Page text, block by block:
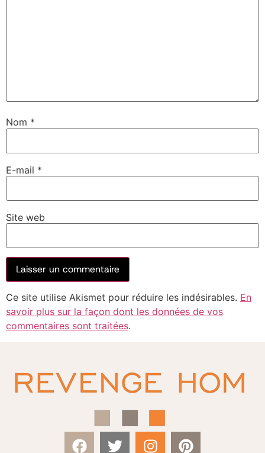
Nom *
E-mail *
Site web
Ce site utilise Akismet pour réduire les indésirables. En
savoir plus sur la façon dont les données de vos
commentaires sont traitées.